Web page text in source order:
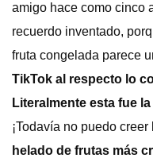
amigo hace como cinco
recuerdo inventado,
fruta congelada parece
TikTok al respecto lo
Literalmente esta fue
¡Todavía no puedo
helado de frutas más